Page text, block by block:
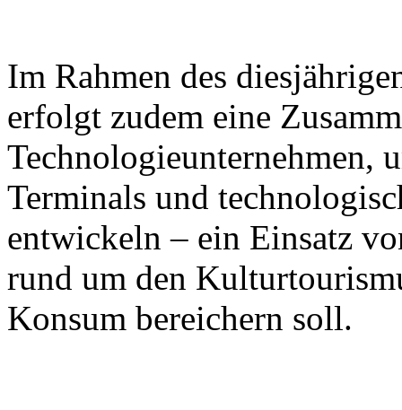
Im Rahmen des
erfolgt zudem eine
Technologieunternehmen,
Terminals und
entwickeln – ein Einsatz
rund um den
Konsum bereichern soll.